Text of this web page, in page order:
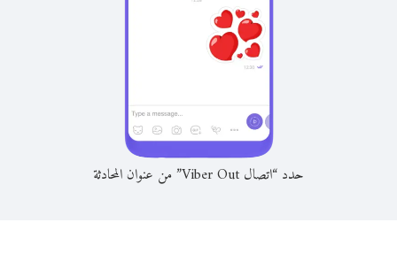
حدد “اتصال Viber Out” من عنوان المحادثة